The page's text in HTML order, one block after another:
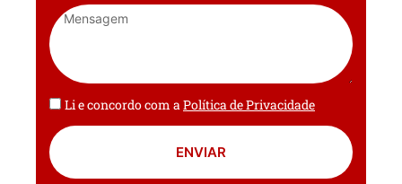
Li e concordo com aPolítica de Privacidade
ENVIAR